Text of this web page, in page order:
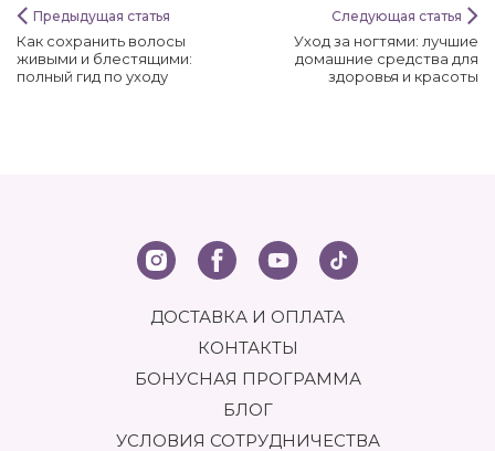
Предыдущая статья
Как сохранить волосы
живыми и блестящими:
полный гид по уходу
Следующая статья
Уход за ногтями: лучшие
домашние средства для
здоровья и красоты
ДОСТАВКА И ОПЛАТА
КОНТАКТЫ
БОНУСНАЯ ПРОГРАММА
БЛОГ
УСЛОВИЯ СОТРУДНИЧЕСТВА